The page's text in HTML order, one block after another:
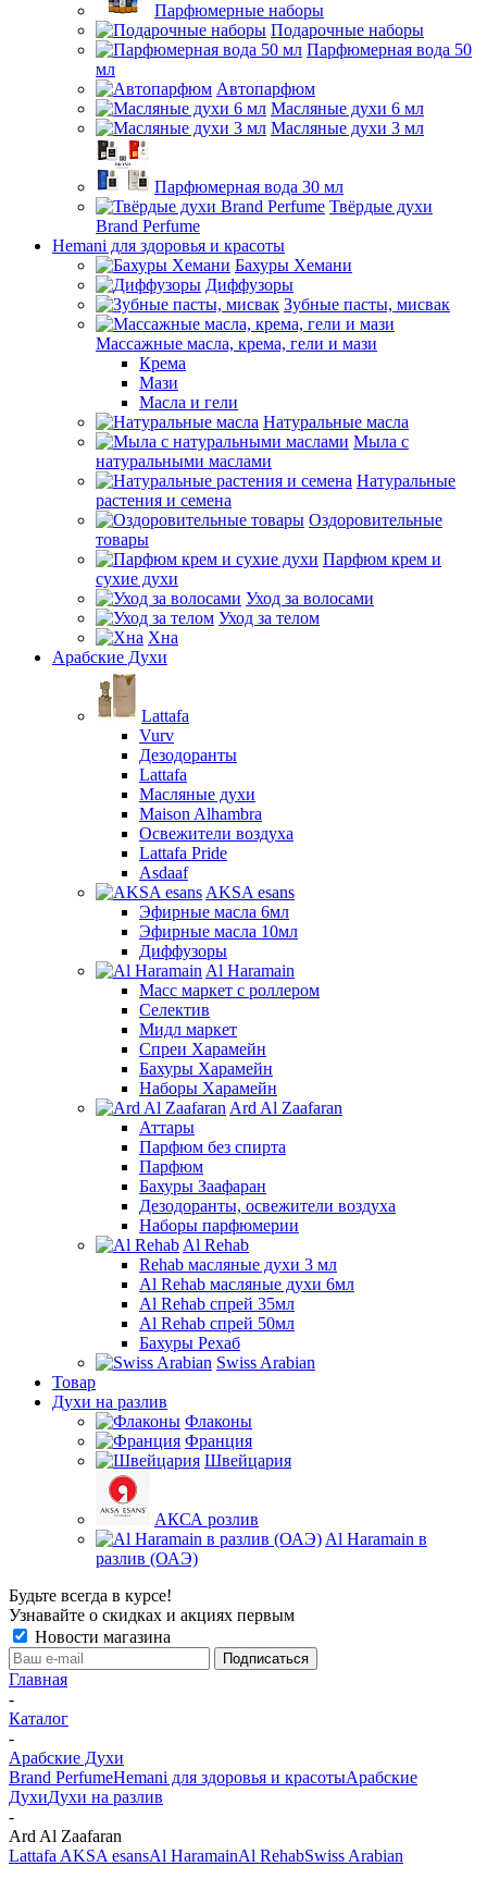
Парфюмерные наборы
Подарочные наборы
Парфюмерная вода 50
мл
Автопарфюм
Масляные духи 6 мл
Масляные духи 3 мл
Парфюмерная вода 30 мл
Твёрдые духи
Brand Perfume
Hemani для здоровья и красоты
Бахуры Хемани
Диффузоры
Зубные пасты, мисвак
Массажные масла, крема, гели и мази
Крема
Мази
Масла и гели
Натуральные масла
Мыла с
натуральными маслами
Натуральные
растения и семена
Оздоровительные
товары
Парфюм крем и
сухие духи
Уход за волосами
Уход за телом
Хна
Арабские Духи
Lattafa
Vurv
Дезодоранты
Lattafa
Масляные духи
Maison Alhambra
Освежители воздуха
Lattafa Pride
Asdaaf
AKSA esans
Эфирные масла 6мл
Эфирные масла 10мл
Диффузоры
Al Haramain
Масс маркет с роллером
Селектив
Мидл маркет
Спреи Харамейн
Бахуры Харамейн
Наборы Харамейн
Ard Al Zaafaran
Аттары
Парфюм без спирта
Парфюм
Бахуры Заафаран
Дезодоранты, освежители воздуха
Наборы парфюмерии
Al Rehab
Rehab масляные духи 3 мл
Al Rehab масляные духи 6мл
Al Rehab спрей 35мл
Al Rehab спрей 50мл
Бахуры Рехаб
Swiss Arabian
Товар
Духи на разлив
Флаконы
Франция
Швейцария
АКСА розлив
Al Haramain в
разлив (ОАЭ)
Будьте всегда в курсе!
Узнавайте о скидках и акциях первым
Новости магазина
Главная
-
Каталог
-
Арабские Духи
Brand PerfumeHemani для здоровья и красотыАрабские
ДухиДухи на разлив
-
Ard Al Zaafaran
Lattafa AKSA esansAl HaramainAl RehabSwiss Arabian